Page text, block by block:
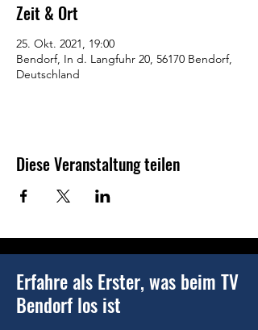
Zeit & Ort
25. Okt. 2021, 19:00
Bendorf, In d. Langfuhr 20, 56170 Bendorf,
Deutschland
Diese Veranstaltung teilen
Erfahre als Erster, was beim TV
Bendorf los ist